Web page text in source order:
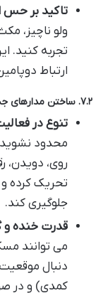
تاکید بر حس
ولو ناچیز،
تجربه کنید.
ارتباط
۷.۲. ساختن مدارهای جدید اندورفین:
تنوع در
محدود
روی، دویدن،
تحریک کرده
جلوگیری کند.
قدرت خنده و
می توانند
دنبال
کمدی) و در